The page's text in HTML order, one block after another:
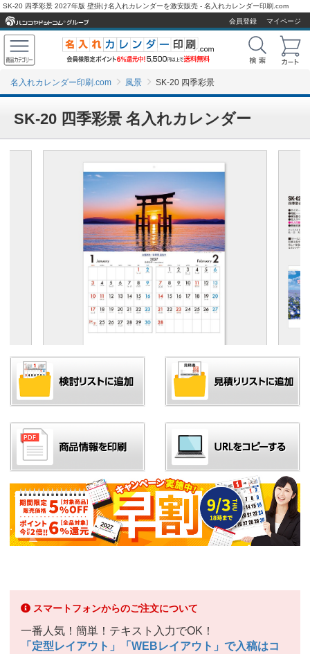
SK-20 四季彩景 2027年版 壁掛け名入れカレンダーを激安販売 - 名入れカレンダー印刷.com
会員登録
マイページ
名入れカレンダー印刷.com 風景 SK-20 四季彩景
SK-20 四季彩景 名入れカレンダー
スマートフォンからのご注文について
一番人気！簡単！テキスト入力でOK！
「定型レイアウト」「WEBレイアウト」で入稿はコ